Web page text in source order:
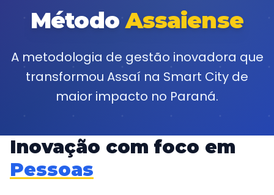
Geral
Cidade
Ouvidoria
Transparência e Atos
MétodoAssaiense
A metodologia de gestão inovadora que
transformou Assaí na Smart City de
maior impacto no Paraná.
Inovação com foco em
Pessoas